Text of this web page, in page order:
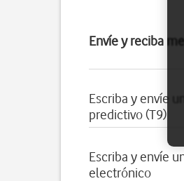
Envíe y reciba
Escriba y envíe
predictivo (T9)
Escriba y envíe
electrónico